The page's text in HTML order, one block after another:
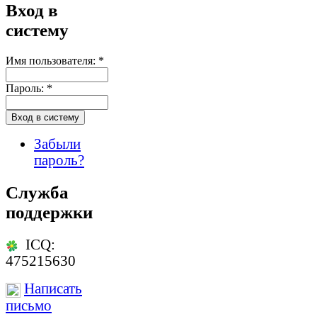
Вход в
систему
Имя пользователя: *
Пароль: *
Забыли
пароль?
Служба
поддержки
ICQ:
475215630
Написать
письмо